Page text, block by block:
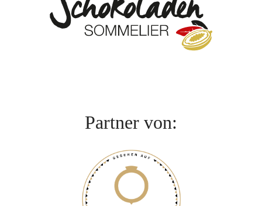
Partner von: